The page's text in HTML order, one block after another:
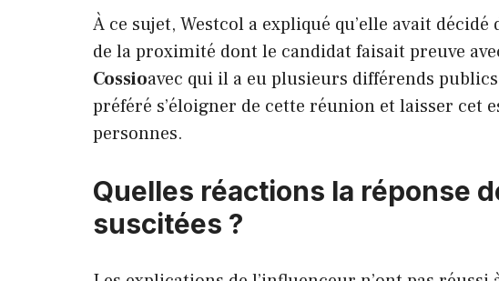
À ce sujet, Westcol a expliqué qu’elle avait
de la proximité dont le candidat faisait preuve
Cossioavec qui il a eu plusieurs différends
préféré s’éloigner de cette réunion et laisser cet
personnes.
Quelles réactions la réponse
suscitées ?